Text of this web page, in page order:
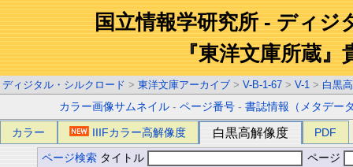
国立情報学研究所 - ディジ
『東洋文庫所蔵』
ディジタル・シルクロード > 東洋文庫アーカイブ > V-B-1-67 > V-1 > 白黒
カラー画像サムネイル -ページ番号 -書誌情報（メタデー
カラー IIIFカラー高解像度 白黒高解像度 PDF
ページ検索 タイトル ページ